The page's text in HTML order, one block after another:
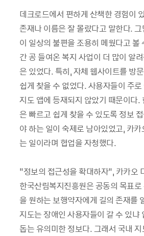
데크로드에서 편하게 산책한 경험이
존재나 이름은 잘 몰랐다고 말한다.
이 일상의 불편을 조용히 메웠다고 볼
간 공 들여온 복지 사업이 더 많이 알
은 있었다. 특히, 자체 웹사이트를 방
쉽게 찾을 수 없었다. 사용자들이 주
지도 앱에 등재되지 않았기 때문이다.
은 빠르고 쉽게 찾을 수 있도록 정보
야 하는 일이 숙제로 남아있었고, 카
는 일이라며 협업을 자청했다.
“정보의 접근성을 확대하자”, 카카오
한국산림복지진흥원은 공동의 목표
을 원하는 보행약자에게 길의 존재를
지도는 장애인 사용자들이 갈 수 있냐
돕는 유의미한 정보다. 그래서 국내